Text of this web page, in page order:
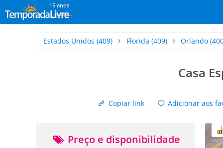
15 anos
Estados Unidos (409) Florida (409) Orlando
Casa
Copiar link
Adicionar aos
Preço e disponibilidade